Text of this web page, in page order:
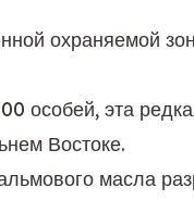
охраняемой
особей, эта
Востоке.
масла